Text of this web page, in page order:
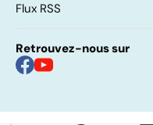
Flux RSS
Retrouvez-nous sur